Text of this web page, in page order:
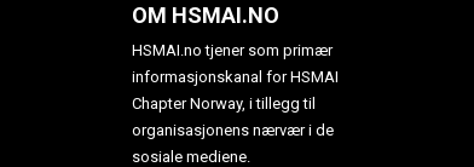
OM HSMAI.NO
HSMAI.no tjener som primær
informasjonskanal for HSMAI
Chapter Norway, i tillegg til
organisasjonens nærvær i de
sosiale mediene.